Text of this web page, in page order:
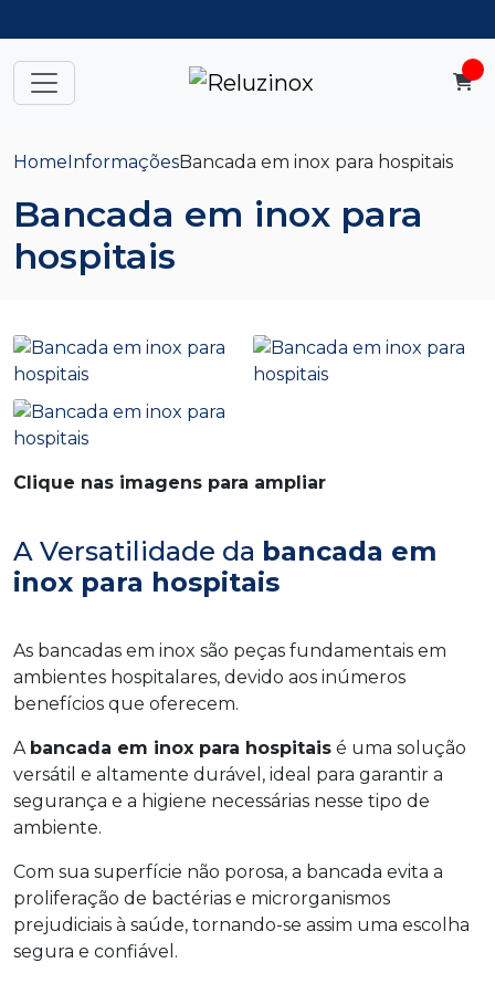
HomeInformaçõesBancada em inox para hospitais
Bancada em inox para
hospitais
Clique nas imagens para ampliar
A Versatilidade da bancada em
inox para hospitais
As bancadas em inox são peças fundamentais em
ambientes hospitalares, devido aos inúmeros
benefícios que oferecem.
A bancada em inox para hospitais é uma solução
versátil e altamente durável, ideal para garantir a
segurança e a higiene necessárias nesse tipo de
ambiente.
Com sua superfície não porosa, a bancada evita a
proliferação de bactérias e microrganismos
prejudiciais à saúde, tornando-se assim uma escolha
segura e confiável.